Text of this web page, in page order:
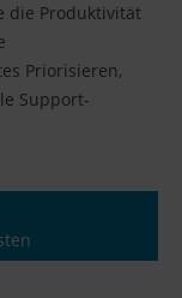
die Produktivität
Priorisieren,
Support-